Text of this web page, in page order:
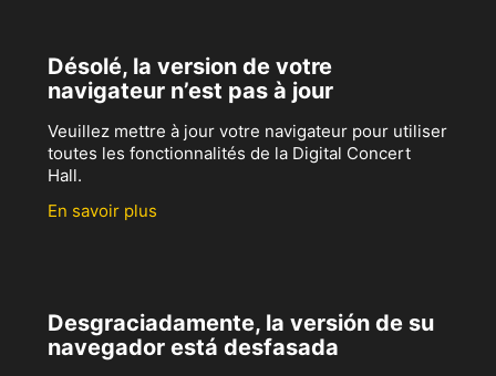
Désolé, la version de votre
navigateur n’est pas à jour
Veuillez mettre à jour votre navigateur pour utiliser
toutes les fonctionnalités de la Digital Concert
Hall.
En savoir plus
Desgraciadamente, la versión de su
navegador está desfasada